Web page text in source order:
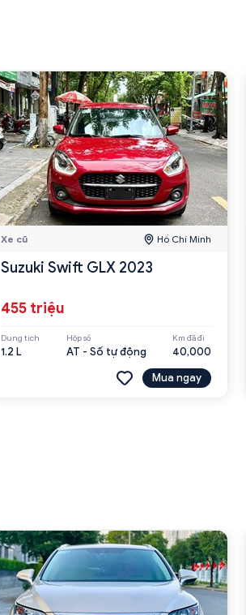
Xe cũ Hồ Chí Minh
Suzuki Swift GLX 2023
455 triệu
Dung tích
1.2 L
Hộp số
AT - Số tự động
Km đã đi
40,000
Mua ngay